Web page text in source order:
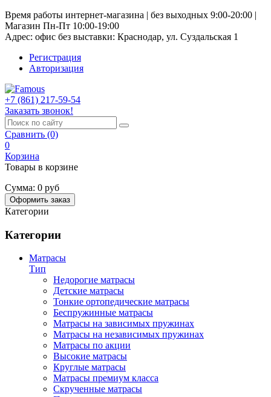
Время работы интернет-магазина | без выходных 9:00-20:00 |
Магазин Пн-Пт 10:00-19:00
Адрес: офис без выставки: Краснодар, ул. Суздальская 1
Регистрация
Авторизация
+7 (861) 217-59-54
Заказать звонок!
Сравнить (0)
0
Корзина
Товары в корзине
Сумма: 0 руб
Оформить заказ
Категории
Категории
Матрасы
Тип
Недорогие матрасы
Детские матрасы
Тонкие ортопедические матрасы
Беспружинные матрасы
Матрасы на зависимых пружинах
Матрасы на независимых пружинах
Матрасы по акции
Высокие матрасы
Круглые матрасы
Матрасы премиум класса
Скрученные матрасы